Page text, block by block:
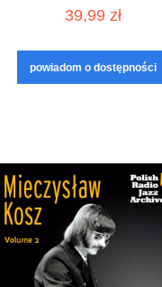
39,99 zł
powiadom o dostępności